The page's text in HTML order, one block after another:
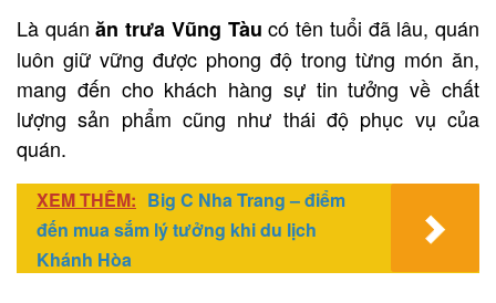
Là quán ăn trưa Vũng Tàu có tên tuổi đã lâu, quán
luôn giữ vững được phong độ trong từng món ăn,
mang đến cho khách hàng sự tin tưởng về chất
lượng sản phẩm cũng như thái độ phục vụ của
quán.
XEM THÊM: Big C Nha Trang – điểm
đến mua sắm lý tưởng khi du lịch
Khánh Hòa